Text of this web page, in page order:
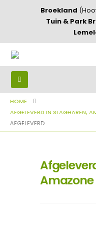
Broekland
Tuin & Park
HOME
AFGELEVERD IN SLAGHAREN,
AFGELEVERD
Amazone